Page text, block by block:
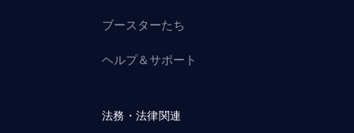
ブースターたち
ヘルプ＆サポート
法務・法律関連